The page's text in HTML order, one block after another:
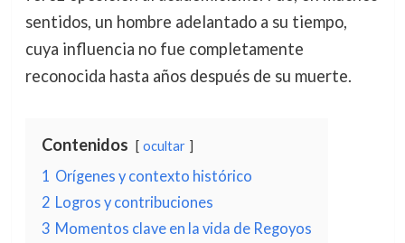
sentidos, un hombre adelantado a su tiempo,
cuya influencia no fue completamente
reconocida hasta años después de su muerte.
Contenidos ocultar
1 Orígenes y contexto histórico
2 Logros y contribuciones
3 Momentos clave en la vida de Regoyos